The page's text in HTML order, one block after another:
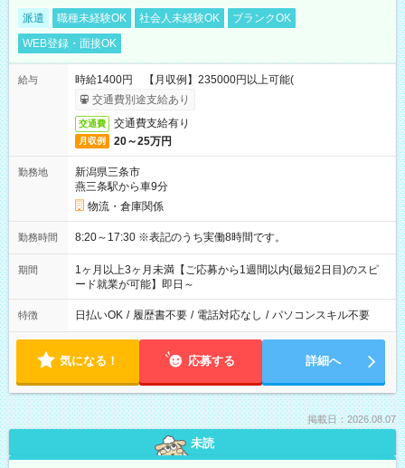
派遣 職種未経験OK 社会人未経験OK
ブランクOK
WEB登録・面接OK
給与
時給1400円 【月収例】235000円以上可能(
交通費別途支給あり
交通費 交通費支給有り
月収例 20～25万円
勤務地
新潟県三条市
燕三条駅から車9分
物流・倉庫関係
勤務時間 8:20～17:30 ※表記のうち実働8時間です。
期間
1ヶ月以上3ヶ月未満【ご応募から1週間以内(最短2日目)のスピ
ード就業が可能】即日～
特徴 日払いOK / 履歴書不要 / 電話対応なし / パソコンスキル不要
気になる！ 応募する 詳細へ
掲載日：2026.08.07
未読